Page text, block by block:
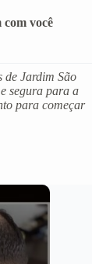
com você
de Jardim São
segura para a
para começar